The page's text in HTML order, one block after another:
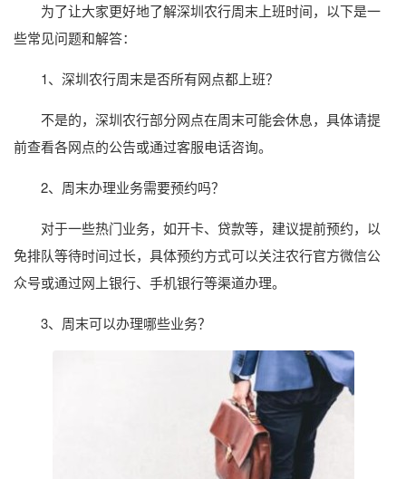
为了让大家更好地了解深圳农行周末上班时间，以下是一
些常见问题和解答：
1、深圳农行周末是否所有网点都上班？
不是的，深圳农行部分网点在周末可能会休息，具体请提
前查看各网点的公告或通过客服电话咨询。
2、周末办理业务需要预约吗？
对于一些热门业务，如开卡、贷款等，建议提前预约，以
免排队等待时间过长，具体预约方式可以关注农行官方微信公
众号或通过网上银行、手机银行等渠道办理。
3、周末可以办理哪些业务？